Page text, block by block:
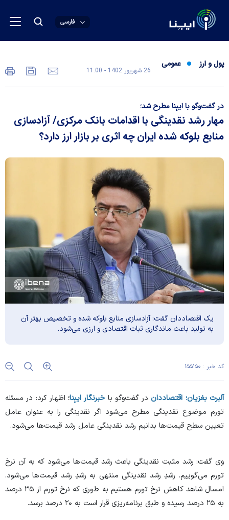
فارسی
پول و ارز عمومی
26 شهريور 1402 - 11:00
در گفت‌وگو با ایبِنا مطرح شد؛
مهار رشد نقدینگی با اقدامات بانک مرکزی/ آزادسازی
منابع بلوکه شده ایران چه اثری بر بازار ارز دارد؟
یک اقتصاددان گفت: آزادسازی منابع بلوکه شده و تخصیص بهتر آن
به تولید باعث ماندگاری ثبات اقتصادی و ارزی می‌شود.
کد خبر : ۱۵۵۱۵۰
آلبرت بغزیان؛ اقتصاددان در گفت‌وگو با خبرنگارایبِنا؛ اظهار کرد: در مسئله
تورم موضوع نقدینگی مطرح می‌شود اگر نقدینگی را به عنوان عامل
تعیین سطح قیمت‌ها بدانیم رشد نقدینگی عامل رشد قیمت‌ها می‌شود.
وی گفت: رشد مثبت نقدینگی باعث رشد قیمت‌ها می‌شود که به آن نرخ
تورم می‌گوییم. رشدِ رشد نقدینگی منتهی به رشدِ رشد قیمت‌ها می‌شود.
امسال شاهد کاهش نرخ تورم هستیم به طوری که نرخ تورم از ۳۵ درصد
به ۲۵ درصد رسیده و طبق برنامه‌ریزی قرار است به ۲۰ درصد برسد.